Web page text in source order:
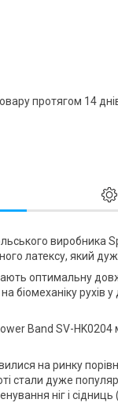
протягом 14
виробника
латексу, який
оптимальну
біомеханіку
Band SV-HK0204
на ринку
стали дуже
ніг і